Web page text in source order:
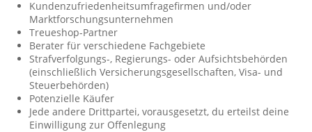
Kundenzufriedenheitsumfragefirmen und/oder
Marktforschungsunternehmen
Treueshop-Partner
Berater für verschiedene Fachgebiete
Strafverfolgungs-, Regierungs- oder Aufsichtsbehörden
(einschließlich Versicherungsgesellschaften, Visa- und
Steuerbehörden)
Potenzielle Käufer
Jede andere Drittpartei, vorausgesetzt, du erteilst deine
Einwilligung zur Offenlegung